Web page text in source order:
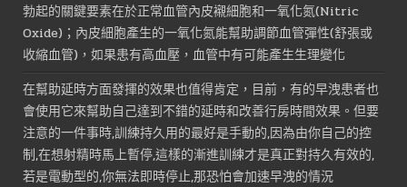
勃起的關鍵要素在於正常血管內皮襯細胞和一氧化氮(Nitric
Oxide)；內皮細胞產生的一氧化氮能幫助調節血管彈性(舒張或
收縮血管)，如果患有高血壓，血管中有可能產生生理變化
在幫助延時方面發揮的效果也值得肯定，目前，有的早洩患者也
會使用它來幫助自己達到不錯的延時和改善行房時間效果。但要
注意的一件事時,訓練持久用的最好是手動的,因為由你自己的控
制,在想射精時馬上暫停,這樣的漸進訓練才是真正對持久有效的,
若是電動型的,你無法即時停止,那恐怕會加速早洩的情況